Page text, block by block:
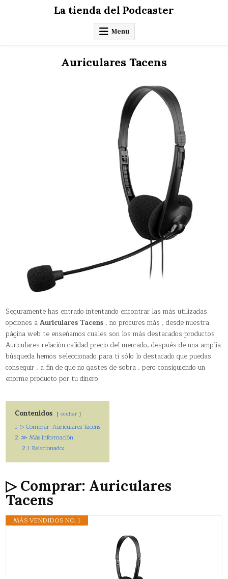
La tienda del Podcaster
Menu
Auriculares Tacens
Seguramente has entrado intentando encontrar las más utilizadas
opciones aAuriculares Tacens , no procures más , desde nuestra
página web te enseñamos cuales son los más destacados productos
Auriculares relación calidad precio del mercado, después de una amplia
búsqueda hemos seleccionado para ti sólo lo destacado que puedas
conseguir , a fin de que no gastes de sobra , pero consiguiendo un
enorme producto por tu dinero.
Contenidos ocultar
1 ▷ Comprar: Auriculares Tacens
2 ≫ Más información
2.1 Relacionado:
▷ Comprar: Auriculares
Tacens
MÁS VENDIDOS NO. 1